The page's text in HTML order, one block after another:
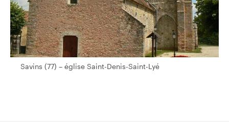
Savins (77) – église Saint-Denis-Saint-Lyé
Savins (77) – église Saint-Denis-Saint-Lyé